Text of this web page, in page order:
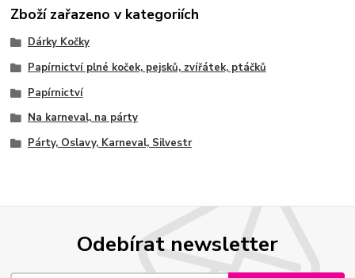
Zboží zařazeno v kategoriích
Dárky Kočky
Papírnictví plné koček, pejsků, zvířátek, ptáčků
Papírnictví
Na karneval, na párty
Párty, Oslavy, Karneval, Silvestr
Odebírat newsletter